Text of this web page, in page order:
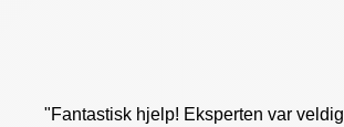
"Fantastisk hjelp! Eksperten var veldig